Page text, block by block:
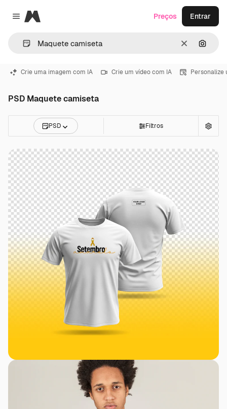
Close menu
Magnific
Limpar
Preços Entrar
Crie uma imagem com IA Crie um vídeo com IA Personalize
PSD Maquete camiseta
PSD Filtros